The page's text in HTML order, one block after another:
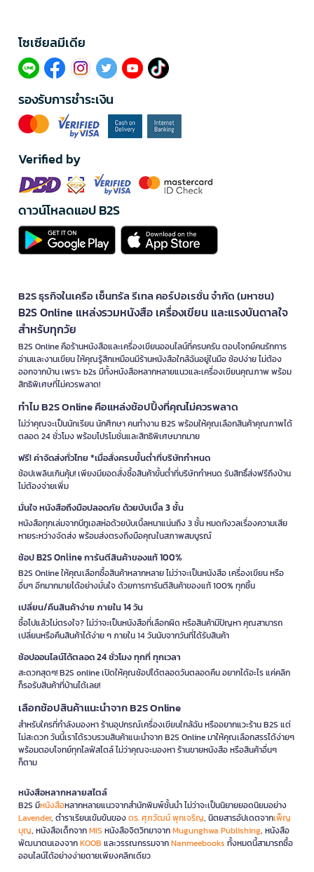
โซเซียลมีเดีย​
รองรับการชำระเงิน
Verified by
ดาวน์โหลดแอป B2S
B2S ธุรกิจในเครือ เซ็นทรัล รีเทล คอร์ปอเรชั่น จำกัด (มหาชน)
B2S Online แหล่งรวมหนังสือ เครื่องเขียน และแรงบันดาลใจ
สำหรับทุกวัย
B2S Online คือร้านหนังสือและเครื่องเขียนออนไลน์ที่ครบครัน ตอบโจทย์คนรักการ
อ่านและงานเขียน ให้คุณรู้สึกเหมือนมีร้านหนังสือใกล้ฉันอยู่ในมือ ช้อปง่าย ไม่ต้อง
ออกจากบ้าน เพราะ b2s มีทั้งหนังสือหลากหลายแนวและเครื่องเขียนคุณภาพ พร้อม
สิทธิพิเศษที่ไม่ควรพลาด!
ทำไม B2S Online คือแหล่งช้อปปิ้งที่คุณไม่ควรพลาด
ไม่ว่าคุณจะเป็นนักเรียน นักศึกษา คนทำงาน B2S พร้อมให้คุณเลือกสินค้าคุณภาพได้
ตลอด 24 ชั่วโมง พร้อมโปรโมชั่นและสิทธิพิเศษมากมาย
ฟรี! ค่าจัดส่งทั่วไทย *เมื่อสั่งครบขั้นต่ำที่บริษัทกำหนด
ช้อปเพลินเกินคุ้ม! เพียงมียอดสั่งซื้อสินค้าขั้นต่ำที่บริษัทกำหนด รับสิทธิ์ส่งฟรีถึงบ้าน
ไม่ต้องจ่ายเพิ่ม
มั่นใจ หนังสือถึงมือปลอดภัย ด้วยบับเบิ้ล 3 ชั้น
หนังสือทุกเล่มจากบีทูเอสห่อด้วยบับเบิ้ลหนาแน่นถึง 3 ชั้น หมดกังวลเรื่องความเสีย
หายระหว่างจัดส่ง พร้อมส่งตรงถึงมือคุณในสภาพสมบูรณ์
ช้อป B2S Online การันตีสินค้าของแท้ 100%
B2S Online ให้คุณเลือกซื้อสินค้าหลากหลาย ไม่ว่าจะเป็นหนังสือ เครื่องเขียน หรือ
อื่นๆ อีกมากมายได้อย่างมั่นใจ ด้วยการการันตีสินค้าของแท้ 100% ทุกชิ้น
เปลี่ยน/คืนสินค้าง่าย ภายใน 14 วัน
ซื้อไปแล้วไม่ตรงใจ? ไม่ว่าจะเป็นหนังสือที่เลือกผิด หรือสินค้ามีปัญหา คุณสามารถ
เปลี่ยนหรือคืนสินค้าได้ง่าย ๆ ภายใน 14 วันนับจากวันที่ได้รับสินค้า
ช้อปออนไลน์ได้ตลอด 24 ชั่วโมง ทุกที่ ทุกเวลา
สะดวกสุดๆ! B2S online เปิดให้คุณช้อปได้ตลอดวันตลอดคืน อยากได้อะไร แค่คลิก
ก็รอรับสินค้าที่บ้านได้เลย!
เลือกช้อปสินค้าแนะนำจาก B2S Online
สำหรับใครที่กำลังมองหา ร้านอุปกรณ์เครื่องเขียนใกล้ฉัน หรืออยากแวะร้าน B2S แต่
ไม่สะดวก วันนี้เราได้รวบรวมสินค้าแนะนำจาก B2S Online มาให้คุณเลือกสรรได้ง่ายๆ
พร้อมตอบโจทย์ทุกไลฟ์สไตล์ ไม่ว่าคุณจะมองหา ร้านขายหนังสือ หรือสินค้าอื่นๆ
ก็ตาม
หนังสือหลากหลายสไตล์
B2S มีหนังสือหลากหลายแนวจากสำนักพิมพ์ชั้นนำ ไม่ว่าจะเป็นนิยายยอดนิยมอย่าง
Lavender, ตำราเรียนเข้มข้นของดร. ศุภวัฒน์ พุกเจริญ, นิตยสารอัปเดตจากเพ็ญ
บุญ, หนังสือเด็กจากMIS หนังสือจิตวิทยาจากMugunghwa Publishing, หนังสือ
พัฒนาตนเองจากKOOB และวรรณกรรมจากNanmeebooks ทั้งหมดนี้สามารถซื้อ
ออนไลน์ได้อย่างง่ายดายเพียงคลิกเดียว